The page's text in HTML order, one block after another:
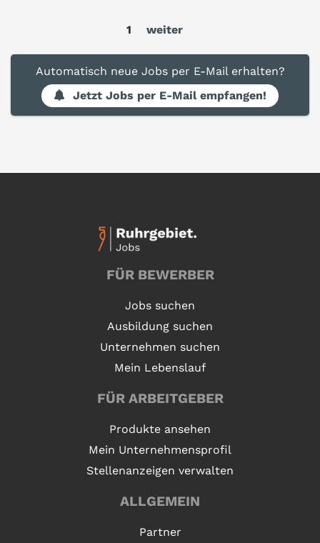
1 weiter
Automatisch neue Jobs per E-Mail erhalten?
Jetzt Jobs per E-Mail empfangen!
FÜR BEWERBER
Jobs suchen
Ausbildung suchen
Unternehmen suchen
Mein Lebenslauf
FÜR ARBEITGEBER
Produkte ansehen
Mein Unternehmensprofil
Stellenanzeigen verwalten
ALLGEMEIN
Partner